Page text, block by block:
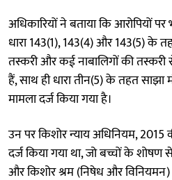
अधिकारियों ने बताया कि आरोपियों
धारा 143(1), 143(4) और 143(5) के
तस्करी और कई नाबालिगों की
हैं, साथ ही धारा तीन(5) के तहत
मामला दर्ज किया गया है।
उन पर किशोर न्याय अधिनियम, 2015
दर्ज किया गया था, जो बच्चों के
और किशोर श्रम (निषेध और विनियमन)